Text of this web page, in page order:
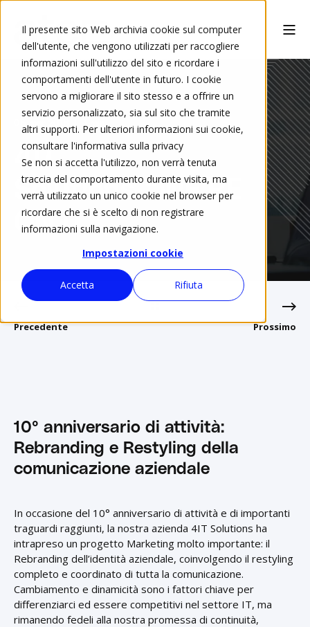
Il presente sito Web archivia cookie sul computer
dell'utente, che vengono utilizzati per raccogliere
informazioni sull'utilizzo del sito e ricordare i
comportamenti dell'utente in futuro. I cookie
servono a migliorare il sito stesso e a offrire un
servizio personalizzato, sia sul sito che tramite
altri supporti. Per ulteriori informazioni sui cookie,
consultare l'informativa sulla privacy
Se non si accetta l'utilizzo, non verrà tenuta
traccia del comportamento durante visita, ma
verrà utilizzato un unico cookie nel browser per
ricordare che si è scelto di non registrare
informazioni sulla navigazione.
Impostazioni cookie
Accetta Rifiuta
06 mar 2018
4IT
Solutions-“WE’RE
ON IT”
Precedente Prossimo
10° anniversario di attività:
Rebranding e Restyling della
comunicazione aziendale
In occasione del 10° anniversario di attività e di importanti
traguardi raggiunti, la nostra azienda 4IT Solutions ha
intrapreso un progetto Marketing molto importante: il
Rebranding dell’identità aziendale, coinvolgendo il restyling
completo e coordinato di tutta la comunicazione.
Cambiamento e dinamicità sono i fattori chiave per
differenziarci ed essere competitivi nel settore IT, ma
rimanendo fedeli alla nostra promessa di continuità,